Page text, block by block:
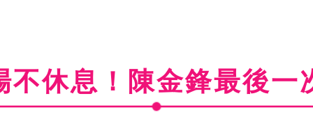
不休息！陳金鋒最後一